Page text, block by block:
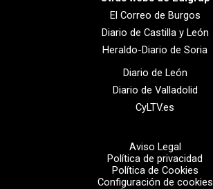
El Correo de Burgos
Diario de Castilla y León
Heraldo-Diario de Soria
Diario de León
Diario de Valladolid
CyLTV.es
Aviso Legal
Política de privacidad
Política de Cookies
Configuración de cookies